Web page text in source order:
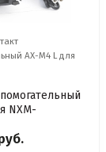
AX-M4 L для
NXM-